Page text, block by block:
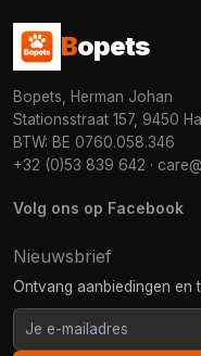
Bopets
Bopets, Herman Johan
Stationsstraat 157, 9450
BTW: BE 0760.058.346
+32 (0)53 839 642 ·
Volg ons op Facebook
Nieuwsbrief
Ontvang aanbiedingen en